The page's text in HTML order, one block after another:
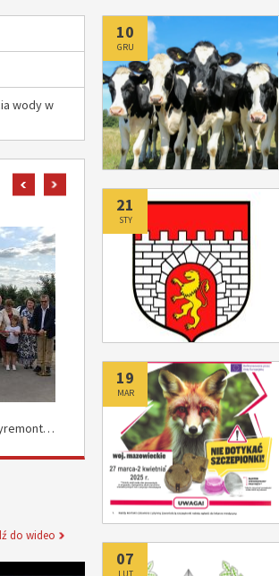
wody w
pokaż poprzedni artykuł
Uroczyste otwarcie wyremontowanych dróg w Załuskowie DOFINANSOWANIE NA REALIZACJĘ ZADANIA Z BUDŻETU WOJEWÓDZTWA MAZOWIECKIEGO W RAMACH PROGRAMU „MAZOWSZE DLA KLIMATU 2026”
26
CZE
do wideo
obchodów Jubileuszu 520. Rocznicy nadania
Informacje z Gminy Iłów - lipiec
Dodano
10
GRU
Dodano
21
STY
Dodano
19
MAR
Dodano
07